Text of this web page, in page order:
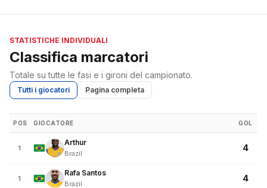
STATISTICHE INDIVIDUALI
Classifica marcatori
Totale su tutte le fasi e i gironi del campionato.
Tutti i giocatori Pagina completa
POS GIOCATORE GOL
1
Arthur
Brazil
4
1
Rafa Santos
Brazil
4